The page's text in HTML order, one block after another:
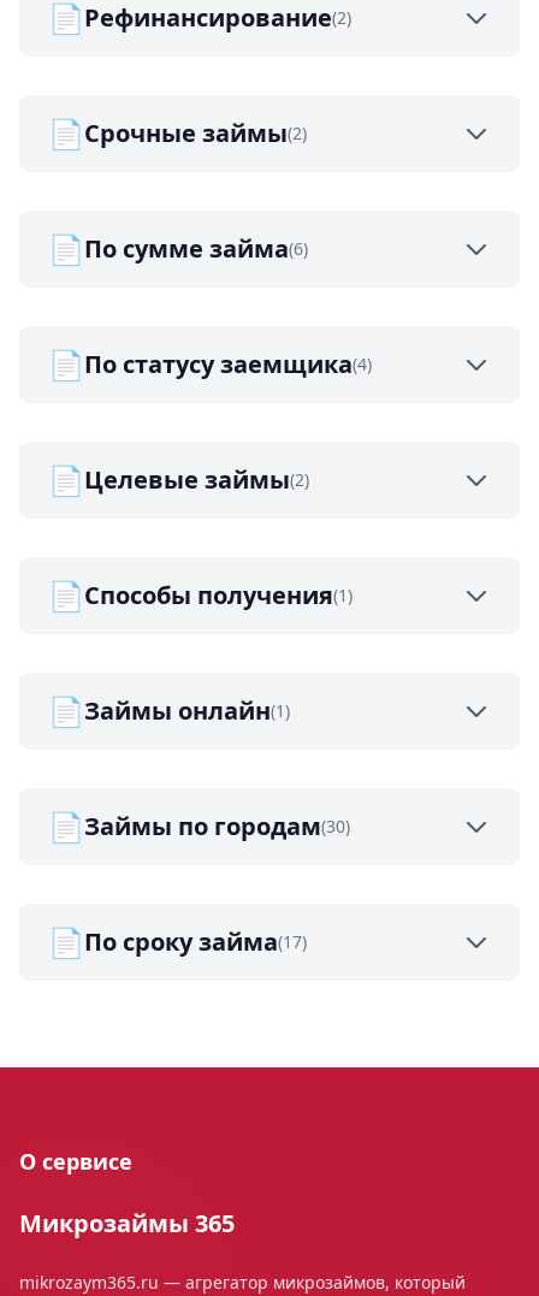
📄Рефинансирование(2)
📄Срочные займы(2)
📄По сумме займа(6)
📄По статусу заемщика(4)
📄Целевые займы(2)
📄Способы получения(1)
📄Займы онлайн(1)
📄Займы по городам(30)
📄По сроку займа(17)
О сервисе
Микрозаймы 365
mikrozaym365.ru — агрегатор микрозаймов, который